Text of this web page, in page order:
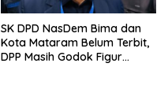
SK DPD NasDem Bima dan
Kota Mataram Belum Terbit,
DPP Masih Godok Figur